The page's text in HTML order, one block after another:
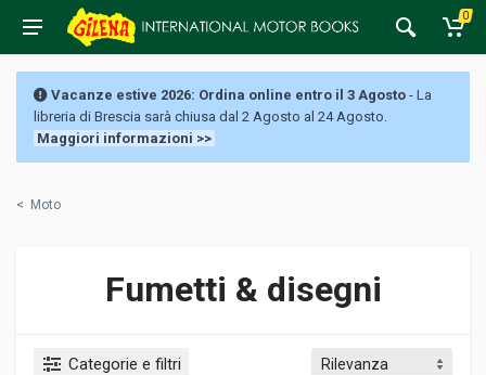
0
Vacanze estive 2026: Ordina online entro il 3 Agosto - La
libreria di Brescia sarà chiusa dal 2 Agosto al 24 Agosto.
Maggiori informazioni >>
< Moto
Fumetti & disegni
Categorie e filtri